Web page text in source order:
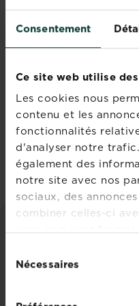
Consentement
Ce site web utilise
Les cookies nous
contenu et les
fonctionnalités
d'analyser notre
également des
notre site avec nos
sociaux, des
combiner celles-ci
vous leur avez
duNécessaires
Recevez
mesure
Découvrez tous les